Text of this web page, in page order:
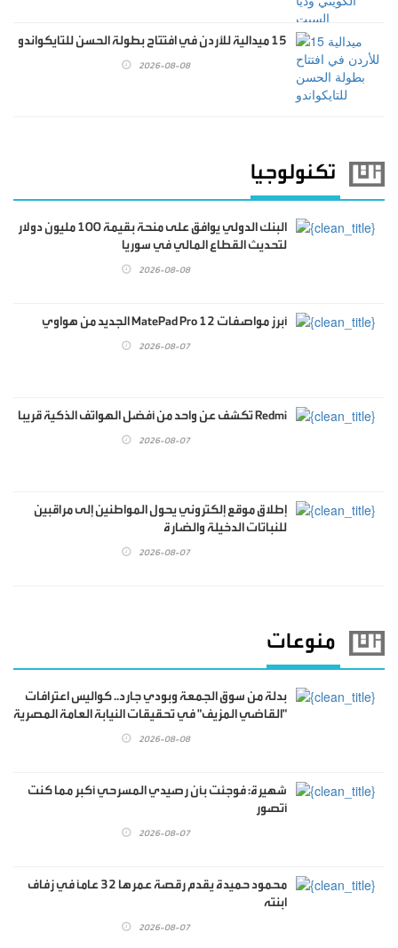
15 ميدالية للأردن في افتتاح بطولة الحسن للتايكواندو
2026-08-08
تكنولوجيا
البنك الدولي يوافق على منحة بقيمة 100 مليون دولار
لتحديث القطاع المالي في سوريا
2026-08-08
أبرز مواصفات MatePad Pro 12 الجديد من هواوي
2026-08-07
Redmi تكشف عن واحد من أفضل الهواتف الذكية قريبا
2026-08-07
إطلاق موقع إلكتروني يحول المواطنين إلى مراقبين
للنباتات الدخيلة والضارة
2026-08-07
منوعات
بدلة من سوق الجمعة وبودي جارد.. كواليس اعترافات
"القاضي المزيف" في تحقيقات النيابة العامة المصرية
2026-08-08
شهيرة: فوجئت بأن رصيدي المسرحي أكبر مما كنت
أتصور
2026-08-07
محمود حميدة يقدم رقصة عمرها 32 عاماً في زفاف
ابنته
2026-08-07